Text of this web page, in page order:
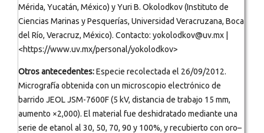
Mérida, Yucatán, México) y Yuri B. Okolodkov (Instituto de
Ciencias Marinas y Pesquerías, Universidad Veracruzana, Boca
del Río, Veracruz, México). Contacto: yokolodkov@uv.mx |
<https://www.uv.mx/personal/yokolodkov>
Otros antecedentes:Especie recolectada el 26/09/2012.
Micrografía obtenida con un microscopio electrónico de
barrido JEOL JSM-7600F (5 kV, distancia de trabajo 15 mm,
aumento ×2,000). El material fue deshidratado mediante una
serie de etanol al 30, 50, 70, 90 y 100%, y recubierto con oro–